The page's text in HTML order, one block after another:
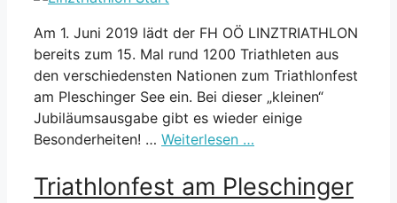
Am 1. Juni 2019 lädt der FH OÖ LINZTRIATHLON
bereits zum 15. Mal rund 1200 Triathleten aus
den verschiedensten Nationen zum Triathlonfest
am Pleschinger See ein. Bei dieser „kleinen“
Jubiläumsausgabe gibt es wieder einige
Besonderheiten! … Weiterlesen …
Triathlonfest am Pleschinger